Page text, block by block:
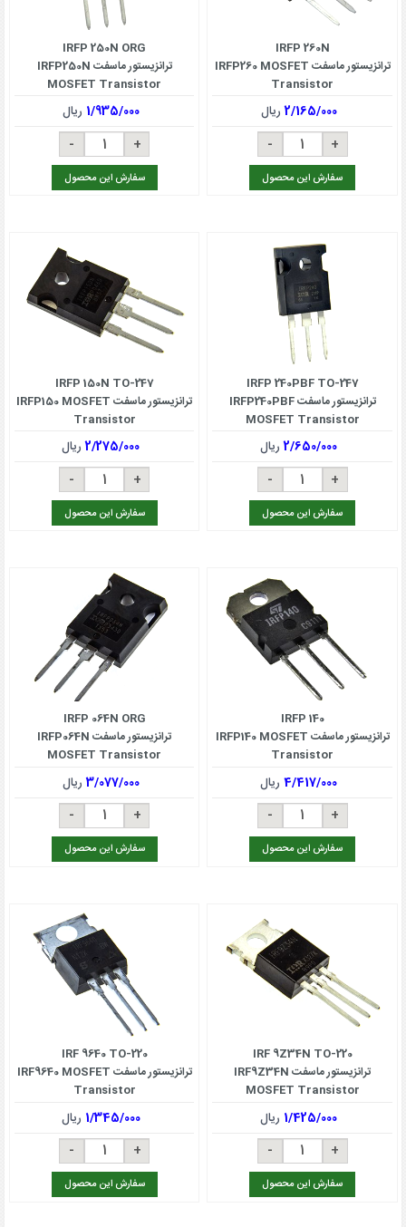
IRFP 260N
ترانزیستور ماسفت IRFP260 MOSFET
Transistor
2/165/000ریال
سفارش این محصول
IRFP 250N ORG
ترانزیستور ماسفت IRFP250N
MOSFET Transistor
1/935/000 ریال
سفارش این محصول
IRFP 240PBF TO-247
ترانزیستور ماسفت IRFP240PBF
MOSFET Transistor
2/650/000ریال
سفارش این محصول
IRFP 150N TO-247
ترانزیستور ماسفت IRFP150 MOSFET
Transistor
2/275/000ریال
سفارش این محصول
IRFP 140
ترانزیستور ماسفت IRFP140 MOSFET
Transistor
4/417/000ریال
سفارش این محصول
IRFP 064N ORG
ترانزیستور ماسفت IRFP064N
MOSFET Transistor
3/077/000ریال
سفارش این محصول
IRF 9Z34N TO-220
ترانزیستور ماسفت IRF9Z34N
MOSFET Transistor
1/425/000 ریال
سفارش این محصول
IRF 9640 TO-220
ترانزیستور ماسفت IRF9640 MOSFET
Transistor
1/345/000 ریال
سفارش این محصول